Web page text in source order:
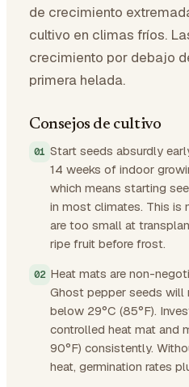
de crecimiento
cultivo en climas fríos.
crecimiento por debajo
primera helada.
Consejos de cultivo
Start seeds absurdly
14 weeks of indoor
which means starting
in most climates. This
are too small at
ripe fruit before frost.
Heat mats are non-
Ghost pepper seeds will
below 29°C (85°F).
controlled heat mat and
90°F) consistently.
heat, germination rates